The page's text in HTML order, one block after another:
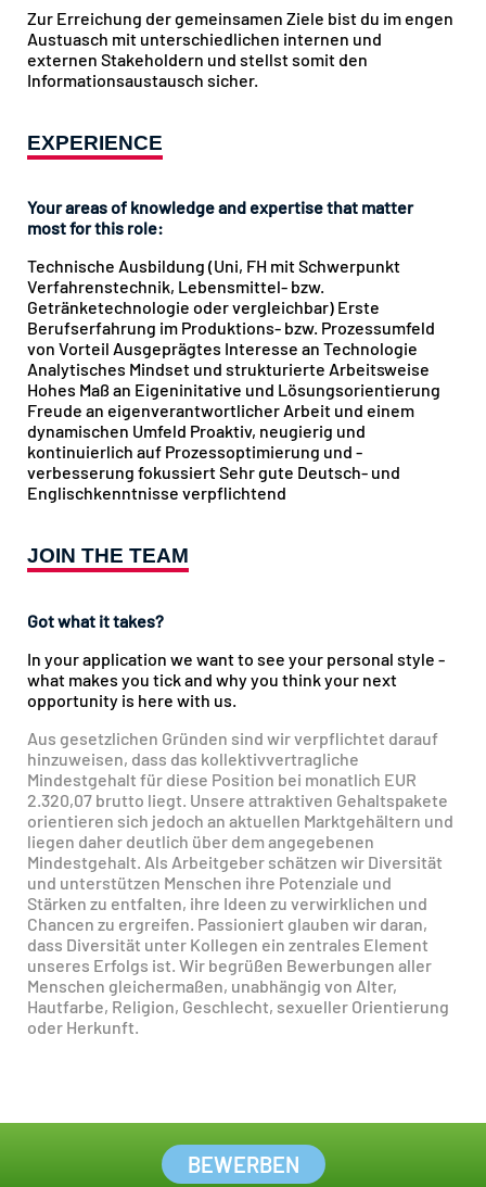
Zur Erreichung der gemeinsamen Ziele bist du im engen
Austuasch mit unterschiedlichen internen und
externen Stakeholdern und stellst somit den
Informationsaustausch sicher.
EXPERIENCE
Your areas of knowledge and expertise that matter
most for this role:
Technische Ausbildung (Uni, FH mit Schwerpunkt
Verfahrenstechnik, Lebensmittel- bzw.
Getränketechnologie oder vergleichbar) Erste
Berufserfahrung im Produktions- bzw. Prozessumfeld
von Vorteil Ausgeprägtes Interesse an Technologie
Analytisches Mindset und strukturierte Arbeitsweise
Hohes Maß an Eigeninitative und Lösungsorientierung
Freude an eigenverantwortlicher Arbeit und einem
dynamischen Umfeld Proaktiv, neugierig und
kontinuierlich auf Prozessoptimierung und -
verbesserung fokussiert Sehr gute Deutsch- und
Englischkenntnisse verpflichtend
JOIN THE TEAM
Got what it takes?
In your application we want to see your personal style -
what makes you tick and why you think your next
opportunity is here with us.
Aus gesetzlichen Gründen sind wir verpflichtet darauf
hinzuweisen, dass das kollektivvertragliche
Mindestgehalt für diese Position bei monatlich EUR
2.320,07 brutto liegt. Unsere attraktiven Gehaltspakete
orientieren sich jedoch an aktuellen Marktgehältern und
liegen daher deutlich über dem angegebenen
Mindestgehalt. Als Arbeitgeber schätzen wir Diversität
und unterstützen Menschen ihre Potenziale und
Stärken zu entfalten, ihre Ideen zu verwirklichen und
Chancen zu ergreifen. Passioniert glauben wir daran,
dass Diversität unter Kollegen ein zentrales Element
unseres Erfolgs ist. Wir begrüßen Bewerbungen aller
Menschen gleichermaßen, unabhängig von Alter,
Hautfarbe, Religion, Geschlecht, sexueller Orientierung
oder Herkunft.
BEWERBEN